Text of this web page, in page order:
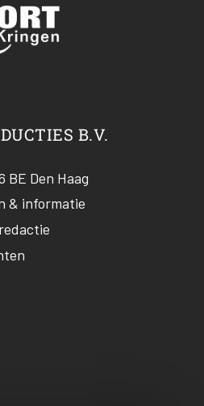
B.V.
BE Den Haag
& informatie